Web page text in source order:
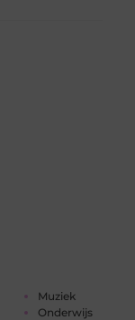
Muziek
Onderwijs